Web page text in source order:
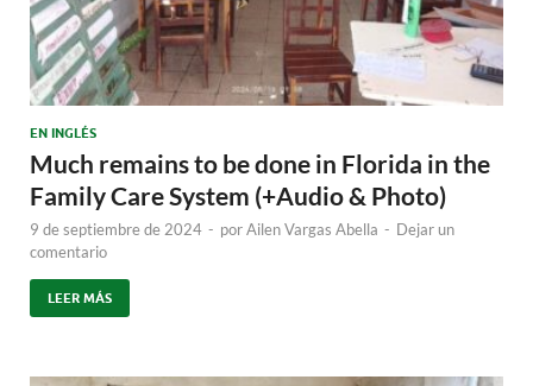
EN INGLÉS
Much remains to be done in Florida in the
Family Care System (+Audio & Photo)
9 de septiembre de 2024 - porAilen Vargas Abella - Dejar un
comentario
LEER MÁS